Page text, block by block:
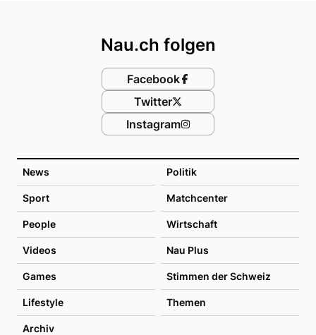
News Politik
Sport Matchcenter
People Wirtschaft
Videos Nau Plus
Games Stimmen der Schweiz
Lifestyle Themen
Archiv
Nau.ch folgen
Facebook
Twitter
Instagram